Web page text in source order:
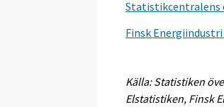
Statistikcentralens
Finsk
Källa: Statistiken
Elstatistiken, Finsk